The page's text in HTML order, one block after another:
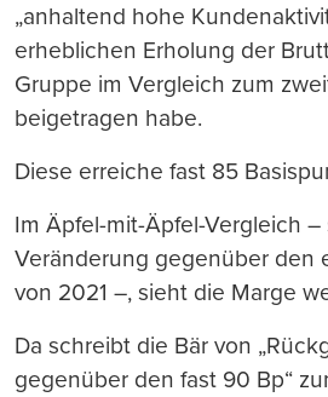
„anhaltend hohe
erheblichen Erholung der
Gruppe im Vergleich zum
beigetragen habe.
Diese erreiche fast 85
Im Äpfel-mit-Äpfel-Vergleich
Veränderung gegenüber den
von 2021 –, sieht die Marge
Da schreibt die Bär von
gegenüber den fast 90 Bp“